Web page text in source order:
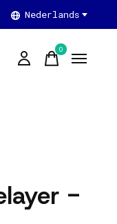
Nederlands
0items
-